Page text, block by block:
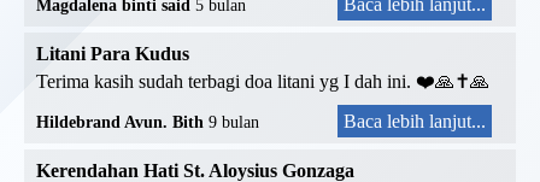
Magdalena binti said 5 bulan Baca lebih lanjut...
Litani Para Kudus
Terima kasih sudah terbagi doa litani yg I dah ini. ❤️🙏✝️🙏
Hildebrand Avun. Bith 9 bulan Baca lebih lanjut...
Kerendahan Hati St. Aloysius Gonzaga